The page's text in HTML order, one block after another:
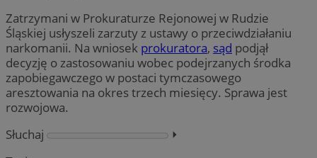
Zatrzymani w Prokuraturze Rejonowej w Rudzie
Śląskiej usłyszeli zarzuty z ustawy o przeciwdziałaniu
narkomanii. Na wniosek prokuratora, sąd podjął
decyzję o zastosowaniu wobec podejrzanych środka
zapobiegawczego w postaci tymczasowego
aresztowania na okres trzech miesięcy. Sprawa jest
rozwojowa.
Słuchaj
⏵︎